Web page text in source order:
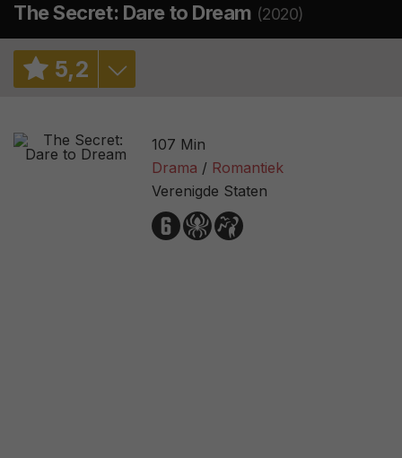
The Secret: Dare to Dream (2020)
5,2
6,6/ 20229
28%
3,1
107 Min
Drama
Romantiek
Verenigde Staten